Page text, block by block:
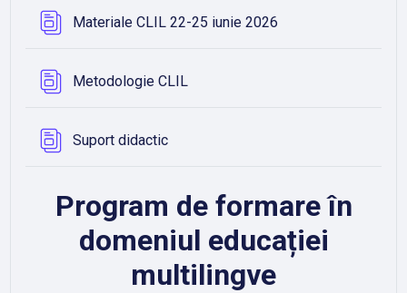
Materiale CLIL 22-25 iunie 2026
Metodologie CLILBază de date
Suport didacticBază de date
Program de formare în
domeniul educației
multilingve